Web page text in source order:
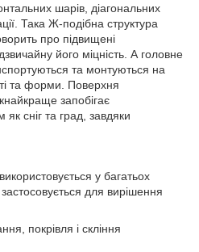
шарів, діагональних
Така Ж-подібна структура
про підвищені
його міцність. А головне
та монтуються на
та форми. Поверхня
запобігає
сніг та град, завдяки
у багатьох
для вирішення
покрівля і скління